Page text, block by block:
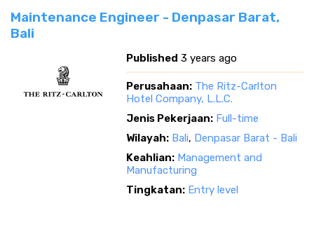
Maintenance Engineer - Denpasar Barat,
Bali
Published 3 years ago
Perusahaan: The Ritz-Carlton
Hotel Company, L.L.C.
Jenis Pekerjaan: Full-time
Wilayah: Bali, Denpasar Barat - Bali
Keahlian: Management and
Manufacturing
Tingkatan: Entry level